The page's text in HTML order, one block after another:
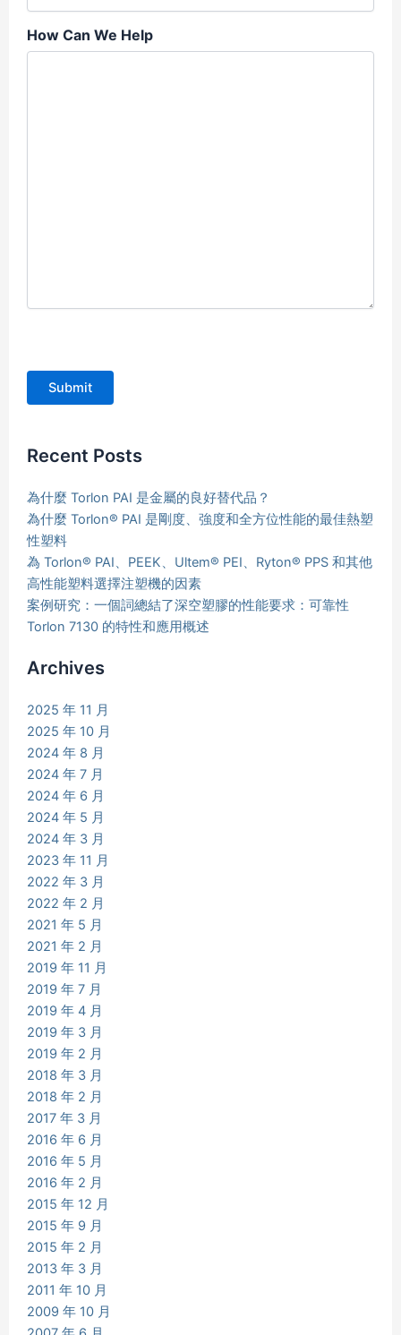
How Can We Help
Submit
Recent Posts
為什麼 Torlon PAI 是金屬的良好替代品？
為什麼 Torlon® PAI 是剛度、強度和全方位性能的最佳熱塑
性塑料
為 Torlon® PAI、PEEK、Ultem® PEI、Ryton® PPS 和其他
高性能塑料選擇注塑機的因素
案例研究：一個詞總結了深空塑膠的性能要求：可靠性
Torlon 7130 的特性和應用概述
Archives
2025 年 11 月
2025 年 10 月
2024 年 8 月
2024 年 7 月
2024 年 6 月
2024 年 5 月
2024 年 3 月
2023 年 11 月
2022 年 3 月
2022 年 2 月
2021 年 5 月
2021 年 2 月
2019 年 11 月
2019 年 7 月
2019 年 4 月
2019 年 3 月
2019 年 2 月
2018 年 3 月
2018 年 2 月
2017 年 3 月
2016 年 6 月
2016 年 5 月
2016 年 2 月
2015 年 12 月
2015 年 9 月
2015 年 2 月
2013 年 3 月
2011 年 10 月
2009 年 10 月